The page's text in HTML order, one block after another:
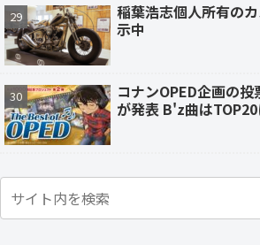
稲葉浩志個人所有の
示中
コナンOPED企画の
が発表 B'z曲は